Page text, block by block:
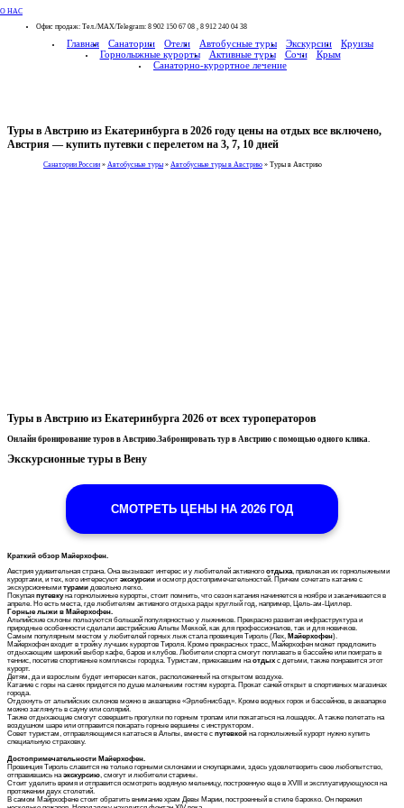
О НАС
Офис продаж: Тел./МАХ/Telegram: 8 902 150 67 08 , 8 912 240 04 38
Главная Санатории Отели Автобусные туры Экскурсии
Круизы
Горнолыжные курорты
Активные туры Сочи
Крым
Санаторно-курортное лечение
Туры в Австрию из Екатеринбурга в 2026 году цены на отдых все включено,
Австрия — купить путевки с перелетом на 3, 7, 10 дней
Санатории России » Автобусные туры » Автобусные туры в Австрию » Туры в Австрию
Туры в Австрию из Екатеринбурга 2026 от всех туроператоров
Онлайн бронирование туров в Австрию.Забронировать тур в Австрию с помощью одного клика.
Экскурсионные туры в Вену
СМОТРЕТЬ ЦЕНЫ НА 2026 ГОД
Краткий обзор Майерхофен.
Австрия удивительная страна. Она вызывает интерес и у любителей активного отдыха, привлекая их горнолыжными
курортами, и тех, кого интересуют экскурсии и осмотр достопримечательностей. Причем сочетать катание с
экскурсионными турами довольно легко.
Покупая путевкуна горнолыжные курорты, стоит помнить, что сезон катания начиняется в ноябре и заканчивается в
апреле. Но есть места, где любителям активного отдыха рады круглый год, например, Цель-ам-Циллер.
Горные лыжи в Майерхофен.
Альпийские склоны пользуются большой популярностью у лыжников. Прекрасно развитая инфраструктура и
природные особенности сделали австрийские Альпы Меккой, как для профессионалов, так и для новичков.
Самым популярным местом у любителей горных лыж стала провинция Тироль (Лех, Майерхофен).
Майерхофен входит в тройку лучших курортов Тироля. Кроме прекрасных трасс, Майерхофен может предложить
отдыхающим широкий выбор кафе, баров и клубов. Любители спорта смогут поплавать в бассейне или поиграть в
теннис, посетив спортивные комплексы городка. Туристам, приехавшим наотдыхс детьми, также понравится этот
курорт.
Детям, да и взрослым будет интересен каток, расположенный на открытом воздухе.
Катание с горы на санях придется по душе маленьким гостям курорта. Прокат саней открыт в спортивных магазинах
города.
Отдохнуть от альпийских склонов можно в аквапарке «Эрлебнисбад». Кроме водных горок и бассейнов, в аквапарке
можно заглянуть в сауну или солярий.
Также отдыхающие смогут совершить прогулки по горным тропам или покататься на лошадях. А также полетать на
воздушном шаре или отправится покарать горные вершины с инструктором.
Совет туристам, отправляющимся кататься в Альпы, вместе с путевкой на горнолыжный курорт нужно купить
специальную страховку.
Достопримечательности Майерхофен.
Провинция Тироль славится не только горными склонами и сноупарками, здесь удовлетворить свое любопытство,
отправившись наэкскурсию, смогут и любители старины.
Стоит уделить время и отправится осмотреть водяную мельницу, построенную еще в XVIII
и эксплуатирующуюся на
протяжении двух столетий.
В самом Майрхофене стоит обратить внимание храм Девы Марии, построенный в стиле барокко. Он пережил